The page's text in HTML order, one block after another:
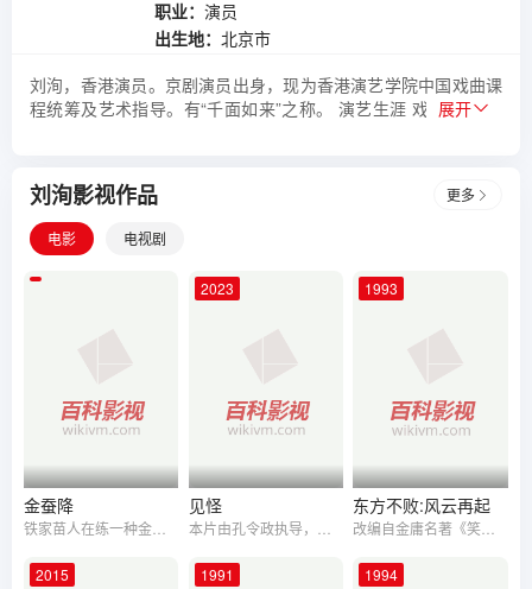
职业： 演员
出生地： 北京市
刘洵，香港演员。京剧演员出身，现为香港演艺学院中国戏曲课
程统筹及艺术指导。有“千面如来”之称。 演艺生涯 戏曲 刘洵六
德俊、李少春、盖叫天等前辈教导。1958年毕业后分配到中国京
剧院并任教，1980年刘洵到香港发展，原因是不满当时实质的官
僚主义风气。赴港后刘洵在香港演艺学院任讲师，从事粤剧研
究。尤声普、罗家英、李奇峰、陈好逑、李龙、尹飞燕、陈嘉鸣
等都曾受他指导。 1986年徐克的电影《刀马旦》中刘洵被聘为
戏曲指导。回到大陆后，刘洵进入电影界。1987年他拍摄了层次
展开
刘洵影视作品 更多
电影 电视剧
金蚕降
2023
见怪
1993
东方不败:风云再起
2015 1991 1994